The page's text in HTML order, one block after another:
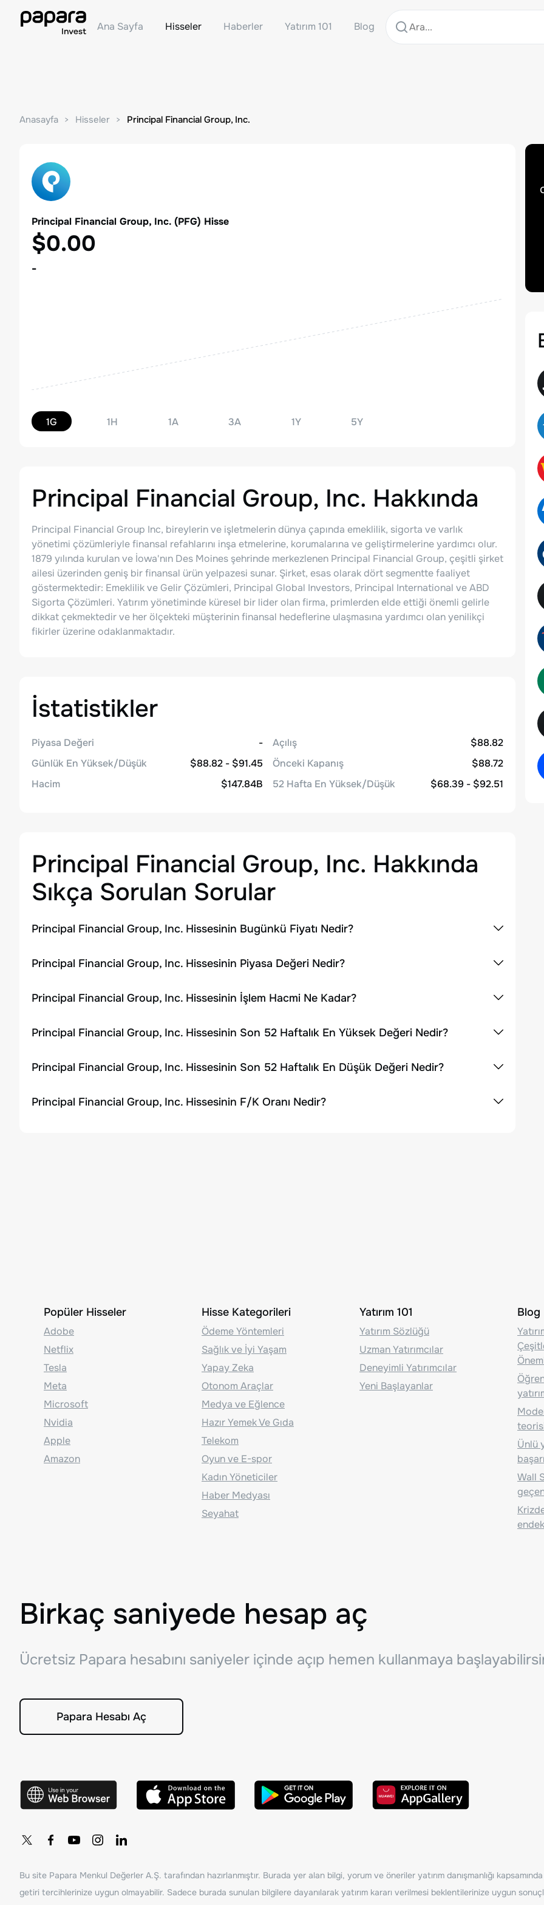
Ana Sayfa Hisseler Haberler Yatırım 101 Blog
Anasayfa Hisseler Principal Financial Group, Inc.
Principal Financial Group, Inc. (PFG) Hisse
$0.00
-
1G 1H 1A 3A 1Y 5Y
Principal Financial Group, Inc. Hakkında
Principal Financial Group Inc, bireylerin ve işletmelerin dünya çapında emeklilik, sigorta ve varlık
yönetimi çözümleriyle finansal refahlarını inşa etmelerine, korumalarına ve geliştirmelerine yardımcı olur.
1879 yılında kurulan ve İowa'nın Des Moines şehrinde merkezlenen Principal Financial Group, çeşitli şirket
ailesi üzerinden geniş bir finansal ürün yelpazesi sunar. Şirket, esas olarak dört segmentte faaliyet
göstermektedir: Emeklilik ve Gelir Çözümleri, Principal Global Investors, Principal International ve ABD
Sigorta Çözümleri. Yatırım yönetiminde küresel bir lider olan firma, primlerden elde ettiği önemli gelirle
dikkat çekmektedir ve her ölçekteki müşterinin finansal hedeflerine ulaşmasına yardımcı olan yenilikçi
fikirler üzerine odaklanmaktadır.
İstatistikler
Piyasa Değeri
-
Günlük En Yüksek/Düşük
$88.82 - $91.45
Hacim
$147.84B
Açılış
$88.82
Önceki Kapanış
$88.72
52 Hafta En Yüksek/Düşük
$68.39 - $92.51
Principal Financial Group, Inc. Hakkında
Sıkça Sorulan Sorular
Principal Financial Group, Inc. Hissesinin Bugünkü Fiyatı Nedir?
Principal Financial Group, Inc. Hissesinin Piyasa Değeri Nedir?
Principal Financial Group, Inc. Hissesinin İşlem Hacmi Ne Kadar?
Principal Financial Group, Inc. Hissesinin Son 52 Haftalık En Yüksek Değeri Nedir?
Principal Financial Group, Inc. Hissesinin Son 52 Haftalık En Düşük Değeri Nedir?
Principal Financial Group, Inc. Hissesinin F/K Oranı Nedir?
Popüler Hisseler
Adobe
Netflix
Tesla
Meta
Microsoft
Nvidia
Apple
Amazon
Hisse Kategorileri
Ödeme Yöntemleri
Sağlık ve İyi Yaşam
Yapay Zeka
Otonom Araçlar
Medya ve Eğlence
Hazır Yemek Ve Gıda
Telekom
Oyun ve E-spor
Kadın Yöneticiler
Haber Medyası
Seyahat
Yatırım 101
Yatırım Sözlüğü
Uzman Yatırımcılar
Deneyimli Yatırımcılar
Yeni Başlayanlar
Blog
Ünlü
Wall
Birkaç saniyede hesap aç
Ücretsiz Papara hesabını saniyeler içinde açıp hemen kullanmaya
Papara Hesabı Aç
Bu site Papara Menkul Değerler A.Ş. tarafından hazırlanmıştır. Burada yer alan bilgi, yorum ve öneriler yatırım danışmanlığı
getiri tercihlerinize uygun olmayabilir. Sadece burada sunulan bilgilere dayanılarak yatırım kararı verilmesi beklentilerinize uygun